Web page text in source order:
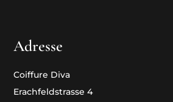
Adresse
Coiffure Diva
Erachfeldstrasse 4